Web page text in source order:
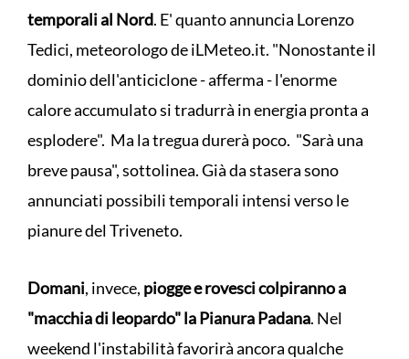
temporali al Nord. E' quanto annuncia Lorenzo
Tedici, meteorologo de iLMeteo.it. "Nonostante il
dominio dell'anticiclone - afferma - l'enorme
calore accumulato si tradurrà in energia pronta a
esplodere". Ma la tregua durerà poco. "Sarà una
breve pausa", sottolinea. Già da stasera sono
annunciati possibili temporali intensi verso le
pianure del Triveneto.
Domani, invece, piogge e rovesci colpiranno a
"macchia di leopardo" la Pianura Padana. Nel
weekend l'instabilità favorirà ancora qualche